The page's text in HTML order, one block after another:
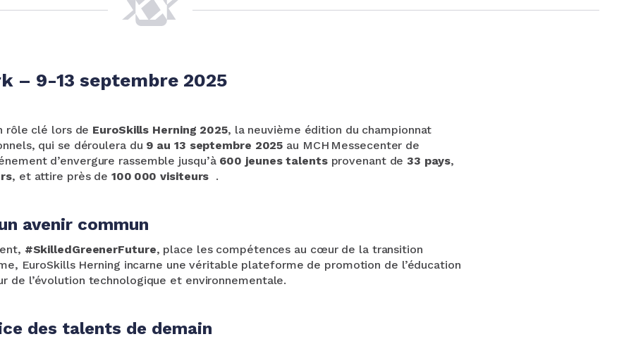
– 9-13 septembre 2025
rôle clé lors de EuroSkills Herning 2025, la neuvième édition du championnat
qui se déroulera du 9 au 13 septembre 2025 au MCH Messecenter de
d’envergure rassemble jusqu’à 600 jeunes talentsprovenant de33 pays,
, et attire près de 100 000 visiteurs .
avenir commun
#SkilledGreenerFuture, place les compétences au cœur de la transition
EuroSkills Herning incarne une véritable plateforme de promotion de l’éducation
de l’évolution technologique et environnementale.
des talents de demain